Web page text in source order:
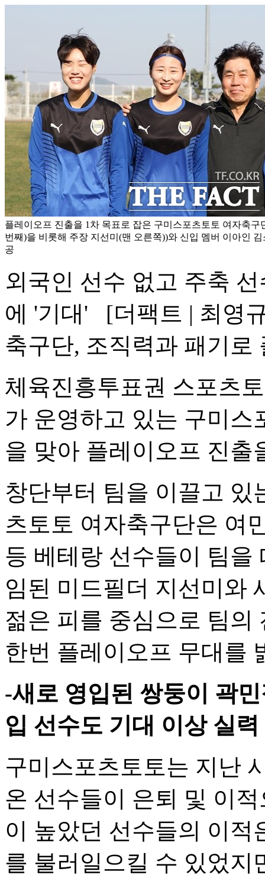
플레이오프 진출을 1차 목표로 잡은 구미스포츠토토 여자축구
번째)을 비롯해 주장 지선미(맨 오른쪽))와 신입 멤버 이아인
공
외국인 선수 없고 주축
에 '기대' [더팩트 | 최영
축구단, 조직력과 패기로
체육진흥투표권 스포츠
가 운영하고 있는 구미스
을 맞아 플레이오프 진출
창단부터 팀을 이끌고 있
츠토토 여자축구단은 여
등 베테랑 선수들이 팀을
임된 미드필더 지선미와
젊은 피를 중심으로 팀의
한번 플레이오프 무대를
-새로 영입된 쌍둥이 곽
입 선수도 기대 이상 실력
구미스포츠토토는 지난
온 선수들이 은퇴 및 이
이 높았던 선수들의 이적
를 불러일으킬 수 있었지